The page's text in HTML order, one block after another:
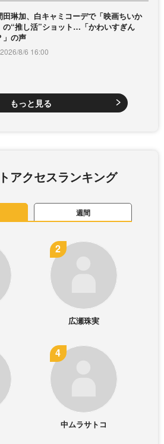
田琳加、白キャミコーデで「映画ちいか
の“推し活”ショット…「かわいすぎん
」の声
2026/8/6 16:00
もっと見る
アクセスランキング
週間
広瀬珠実
中ムラサトコ